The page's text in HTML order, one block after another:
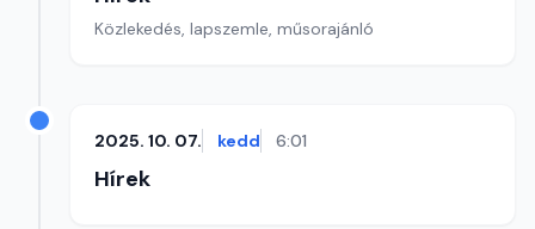
Közlekedés, lapszemle, műsorajánló
2025. 10. 07. kedd 6:01
Hírek